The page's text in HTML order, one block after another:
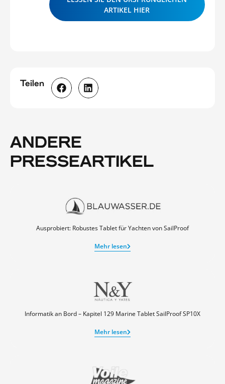
ARTIKEL HIER
Teilen
ANDERE
PRESSEARTIKEL
Ausprobiert: Robustes Tablet für Yachten von SailProof
Mehr lesen
Informatik an Bord – Kapitel 129 Marine Tablet SailProof SP10X
Mehr lesen